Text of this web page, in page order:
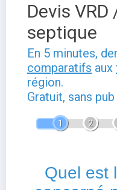
Devis VRD
septique
En 5 minutes,
comparatifs aux
région.
Gratuit, sans
1 2
Quel est